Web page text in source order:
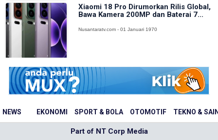
NEWS EKONOMI SPORT & BOLA OTOMOTIF TEKNO &
Xiaomi 18 Pro Dirumorkan Rilis Global,
Bawa Kamera 200MP dan Baterai 7...
Nusantaratv.com - 01 Januari 1970
Part of NT Corp Media